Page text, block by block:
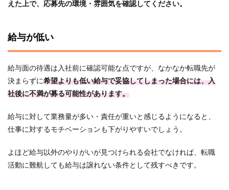
えた上で、応募先の環境・雰囲気を確認してください。
給与が低い
給与面の待遇は入社前に確認可能な点ですが、なかなか転職先が
決まらずに希望よりも低い給与で妥協してしまった場合には、入
社後に不満が募る可能性があります。
給与に対して業務量が多い・責任が重いと感じるようになると、
仕事に対するモチベーションも下がりやすいでしょう。
よほど給与以外のやりがいが見つけられる会社でなければ、転職
活動に難航しても給与は譲れない条件として残すべきです。